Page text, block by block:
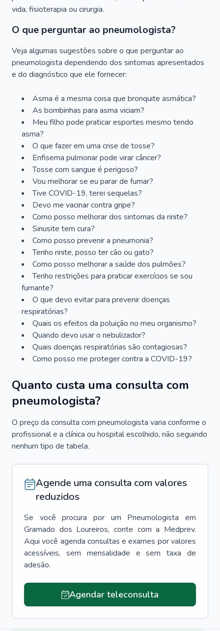
vida, fisioterapia ou cirurgia.
O que perguntar ao pneumologista?
Veja algumas sugestões sobre o que perguntar ao
pneumologista dependendo dos sintomas apresentados
e do diagnóstico que ele fornecer:
Asma é a mesma coisa que bronquite asmática?
As bombinhas para asma viciam?
Meu filho pode praticar esportes mesmo tendo
asma?
O que fazer em uma crise de tosse?
Enfisema pulmonar pode virar câncer?
Tosse com sangue é perigoso?
Vou melhorar se eu parar de fumar?
Tive COVID-19, terei sequelas?
Devo me vacinar contra gripe?
Como posso melhorar dos sintomas da rinite?
Sinusite tem cura?
Como posso prevenir a pneumonia?
Tenho rinite, posso ter cão ou gato?
Como posso melhorar a saúde dos pulmões?
Tenho restrições para praticar exercícios se sou
fumante?
O que devo evitar para prevenir doenças
respiratórias?
Quais os efeitos da poluição no meu organismo?
Quando devo usar o nebulizador?
Quais doenças respiratórias são contagiosas?
Como posso me proteger contra a COVID-19?
Quanto custa uma consulta com
pneumologista?
O preço da consulta com pneumologista varia conforme o
profissional e a clínica ou hospital escolhido, não seguindo
nenhum tipo de tabela.
Agende uma consulta com valores
reduzidos
Se você procura por um Pneumologista
em
Gramado dos Loureiros, conte com a Medprev.
Aqui você agenda consultas e exames por valores
acessíveis, sem mensalidade e sem taxa de
adesão.
Agendar teleconsulta